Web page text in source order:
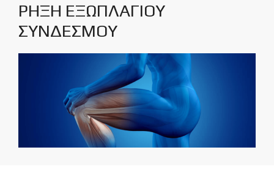
ΡΗΞΗ ΕΞΩΠΛΑΓΙΟΥ
ΣΥΝΔΕΣΜΟΥ